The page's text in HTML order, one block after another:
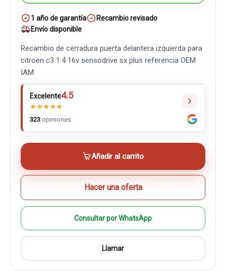
1 año de garantía
Recambio revisado
Envío disponible
Recambio de cerradura puerta delantera izquierda para
citroën c3 1.4 16v sensodrive sx plus referencia OEM
IAM
Excelente4.5
★★★★★
323 opiniones
Añadir al carrito
Hacer una oferta
Consultar por WhatsApp
Llamar